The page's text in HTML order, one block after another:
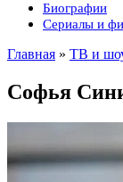
Биографии
Сериалы и
Главная » ТВ и
Софья